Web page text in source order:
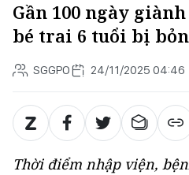
Gần 100 ngày
bé trai 6 tuổi bị
SGGPO 24/11/2025 04:46
Thời điểm nhập viện,